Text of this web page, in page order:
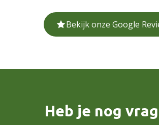
Bekijk onze Google
Heb je nog